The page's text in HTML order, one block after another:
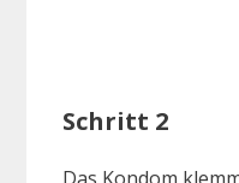
Schritt 2
Das Kondom